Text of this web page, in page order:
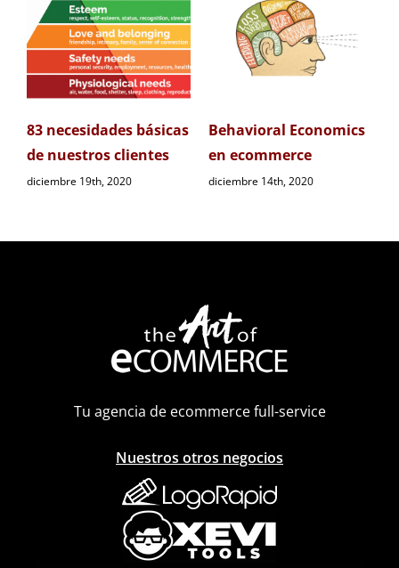
83 necesidades básicas
de nuestros clientes
diciembre 19th, 2020
Behavioral Economics
en ecommerce
diciembre 14th, 2020
Tu agencia de ecommerce full-service
Nuestros otros negocios